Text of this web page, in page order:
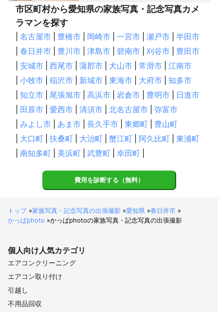
市区町村から愛知県の家族写真・記念写真カメ
ラマンを探す
名古屋市 豊橋市 岡崎市 一宮市 瀬戸市
半田市
春日井市 豊川市 津島市 碧南市 刈谷市
豊田市
安城市 西尾市 蒲郡市 犬山市 常滑市
江南市
小牧市 稲沢市 新城市 東海市 大府市
知多市
知立市 尾張旭市 高浜市 岩倉市 豊明市
日進市
田原市 愛西市 清須市 北名古屋市
弥富市
みよし市 あま市 長久手市 東郷町
豊山町
大口町 扶桑町 大治町 蟹江町 阿久比町
東浦町
南知多町 美浜町 武豊町 幸田町
費用を診断する（無料）
トップ»家族写真・記念写真の出張撮影 »愛知県 »春日井市 »
かっぱphoto »かっぱphotoの家族写真・記念写真の出張撮影
個人向け人気カテゴリ
エアコンクリーニング
エアコン取り付け
引越し
不用品回収